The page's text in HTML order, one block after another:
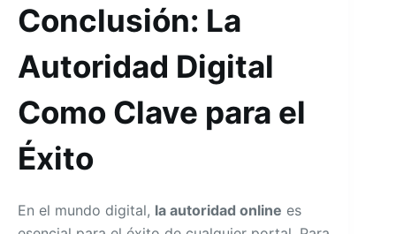
Conclusión: La
Autoridad Digital
Como Clave para el
Éxito
En el mundo digital, la autoridad online es